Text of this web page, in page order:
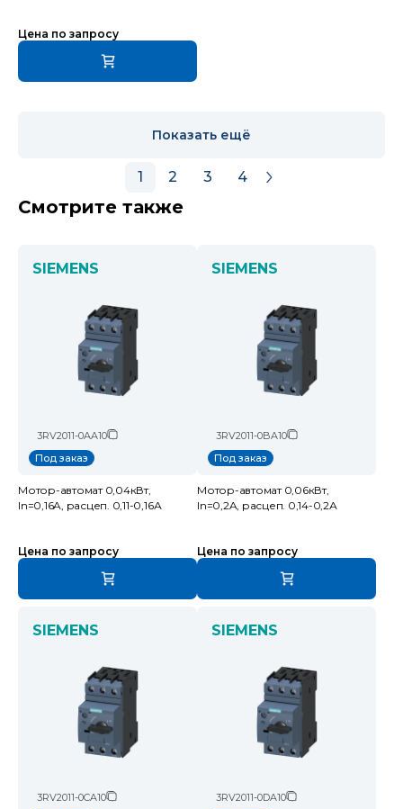
Цена по запросу
Показать ещё
1 2 3 4
Смотрите также
SIEMENS
3RV2011-0AA10
Под заказ
Мотор-автомат 0,04кВт,
In=0,16A, расцеп. 0,11-0,16А
Цена по запросу
SIEMENS
3RV2011-0BA10
Под заказ
Мотор-автомат 0,06кВт,
In=0,2A, расцеп. 0,14-0,2А
Цена по запросу
SIEMENS
3RV2011-0CA10
SIEMENS
3RV2011-0DA10